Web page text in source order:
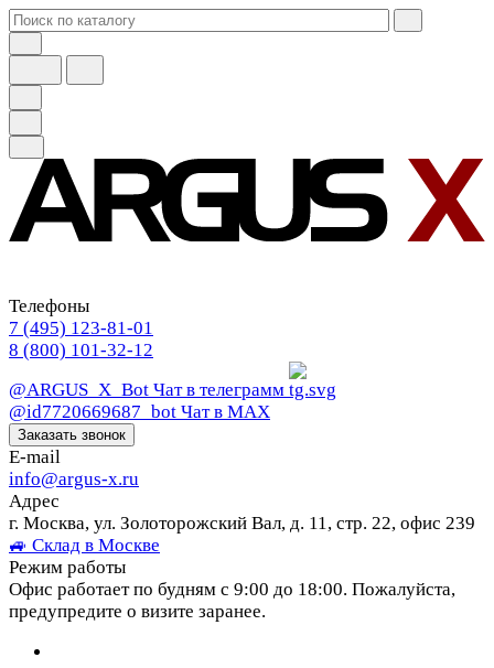
Телефоны
7 (495) 123-81-01
8 (800) 101-32-12
@ARGUS_X_Bot Чат в телеграмм
@id7720669687_bot Чат в МАХ
Заказать звонок
E-mail
info@argus-x.ru
Адрес
г. Москва, ул. Золоторожский Вал, д. 11, стр. 22, офис 239
🚙 Склад в Москве
Режим работы
Офис работает по будням с 9:00 до 18:00. Пожалуйста,
предупредите о визите заранее.